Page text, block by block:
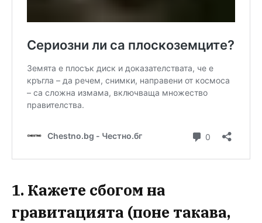
1. Кажете сбогом на
гравитацията (поне такава,